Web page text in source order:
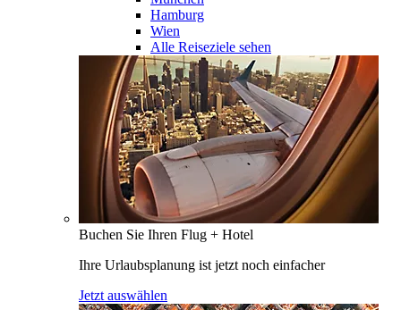
Hamburg
Wien
Alle Reiseziele sehen
Buchen Sie Ihren Flug + Hotel
Ihre Urlaubsplanung ist jetzt noch einfacher
Jetzt auswählen